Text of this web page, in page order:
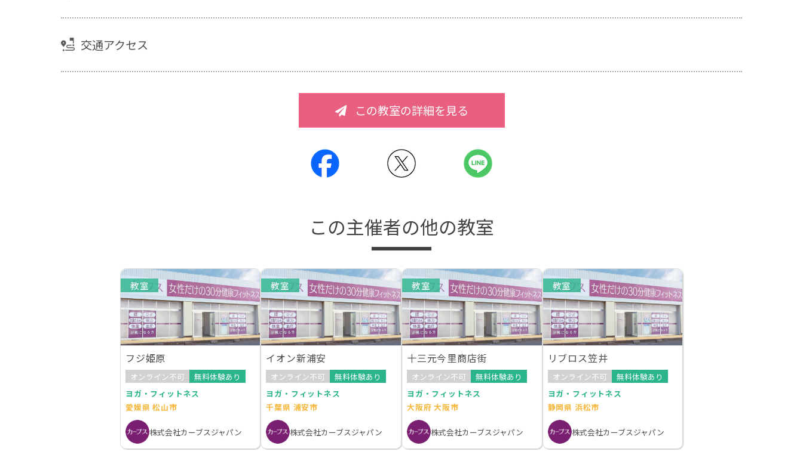
交通アクセス
この教室の詳細を見る
この主催者の他の教室
教室
フジ姫原
オンライン不可
無料体験あり
ヨガ・フィットネス
愛媛県 松山市
株式会社カーブスジャパン
教室
イオン新浦安
オンライン不可
無料体験あり
ヨガ・フィットネス
千葉県 浦安市
株式会社カーブスジャパン
教室
十三元今里商店街
オンライン不可
無料体験あり
ヨガ・フィットネス
大阪府 大阪市
株式会社カーブスジャパン
教室
リブロス笠井
オンライン不可
無料体験あり
ヨガ・フィットネス
静岡県 浜松市
株式会社カーブスジャパン